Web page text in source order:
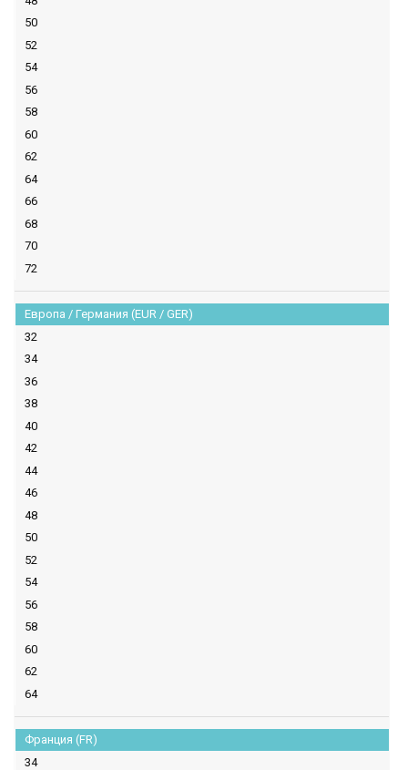
50
52
54
56
58
60
62
64
66
68
70
72
Европа / Германия (EUR / GER)
32
34
36
38
40
42
44
46
48
50
52
54
56
58
60
62
64
Франция (FR)
34